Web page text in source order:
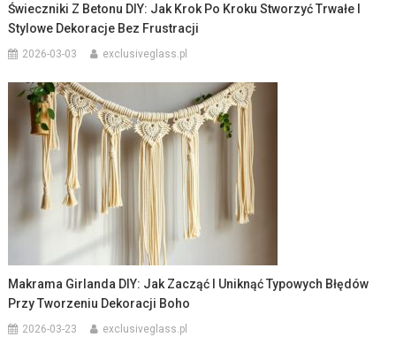
Świeczniki Z Betonu DIY: Jak Krok Po Kroku Stworzyć Trwałe I
Stylowe Dekoracje Bez Frustracji
2026-03-03 exclusiveglass.pl
Makrama Girlanda DIY: Jak Zacząć I Uniknąć Typowych Błędów
Przy Tworzeniu Dekoracji Boho
2026-03-23 exclusiveglass.pl